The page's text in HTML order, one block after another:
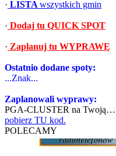
· LISTA wszystkich gmin
· Dodaj tu QUICK SPOT
· Zaplanuj tu WYPRAWĘ
Ostatnio dodane spoty:
...Znak...
Zaplanowali wyprawy:
PGA-CLUSTER na
pobierz TU kod.
POLECAMY